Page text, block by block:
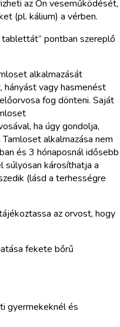
az Ön veseműködését,
(pl. kálium) a vérben.
pontban szereplő
alkalmazását
hányást vagy hasmenést
fog dönteni. Saját
ha úgy gondolja,
alkalmazása nem
és 3 hónaposnál idősebb
súlyosan károsíthatja a
(lásd a terhességre
az orvost, hogy
fekete bőrű
gyermekeknél és